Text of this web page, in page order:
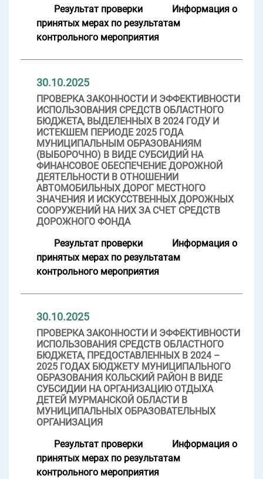
Результат проверки
Информация о
принятых мерах по результатам
контрольного мероприятия
30.10.2025
ПРОВЕРКА ЗАКОННОСТИ И ЭФФЕКТИВНОСТИ
ИСПОЛЬЗОВАНИЯ СРЕДСТВ ОБЛАСТНОГО
БЮДЖЕТА, ВЫДЕЛЕННЫХ В 2024 ГОДУ И
ИСТЕКШЕМ ПЕРИОДЕ 2025 ГОДА
МУНИЦИПАЛЬНЫМ ОБРАЗОВАНИЯМ
(ВЫБОРОЧНО) В ВИДЕ СУБСИДИЙ НА
ФИНАНСОВОЕ ОБЕСПЕЧЕНИЕ ДОРОЖНОЙ
ДЕЯТЕЛЬНОСТИ В ОТНОШЕНИИ
АВТОМОБИЛЬНЫХ ДОРОГ МЕСТНОГО
ЗНАЧЕНИЯ И ИСКУССТВЕННЫХ ДОРОЖНЫХ
СООРУЖЕНИЙ НА НИХ ЗА СЧЕТ СРЕДСТВ
ДОРОЖНОГО ФОНДА
Результат проверки
Информация о
принятых мерах по результатам
контрольного мероприятия
30.10.2025
ПРОВЕРКА ЗАКОННОСТИ И ЭФФЕКТИВНОСТИ
ИСПОЛЬЗОВАНИЯ СРЕДСТВ ОБЛАСТНОГО
БЮДЖЕТА, ПРЕДОСТАВЛЕННЫХ В 2024 –
2025 ГОДАХ БЮДЖЕТУ МУНИЦИПАЛЬНОГО
ОБРАЗОВАНИЯ КОЛЬСКИЙ РАЙОН В ВИДЕ
СУБСИДИИ НА ОРГАНИЗАЦИЮ ОТДЫХА
ДЕТЕЙ МУРМАНСКОЙ ОБЛАСТИ В
МУНИЦИПАЛЬНЫХ ОБРАЗОВАТЕЛЬНЫХ
ОРГАНИЗАЦИЯ
Результат проверки
Информация о
принятых мерах по результатам
контрольного мероприятия